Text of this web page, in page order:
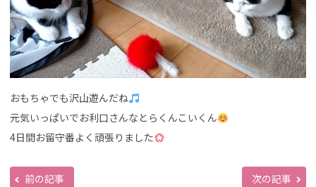
おもちゃでも沢山遊んだね
元気いっぱいでお利口さんなとらくんこいくん
4日間お留守番よく頑張りました
前の記事 次の記事